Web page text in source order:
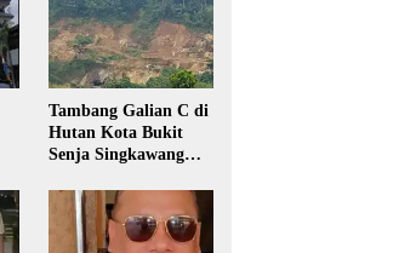
Tambang Galian C di
Hutan Kota Bukit
Senja Singkawang